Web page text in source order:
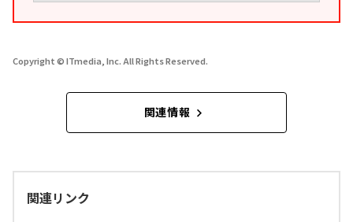
Copyright © ITmedia, Inc. All Rights Reserved.
関連情報
関連リンク